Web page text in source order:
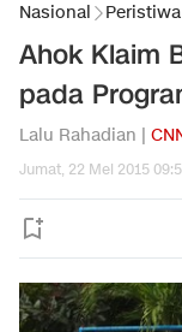
Nasional Peristiwa
Ahok Klaim
pada
Lalu Rahadian |
Jumat, 22 Mei 2015